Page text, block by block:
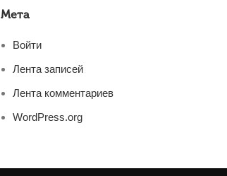
Мета
Войти
Лента записей
Лента комментариев
WordPress.org